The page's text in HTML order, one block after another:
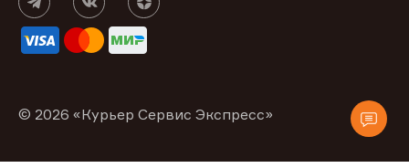
© 2026 «Курьер Сервис Экспресс»